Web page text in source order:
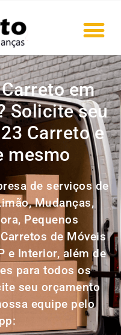
Carreto em
Solicite seu
Carreto e
mesmo
de serviços de
Mudanças,
Pequenos
de Móveis
e Interior, além de
para todos os
seu orçamento
equipe pelo